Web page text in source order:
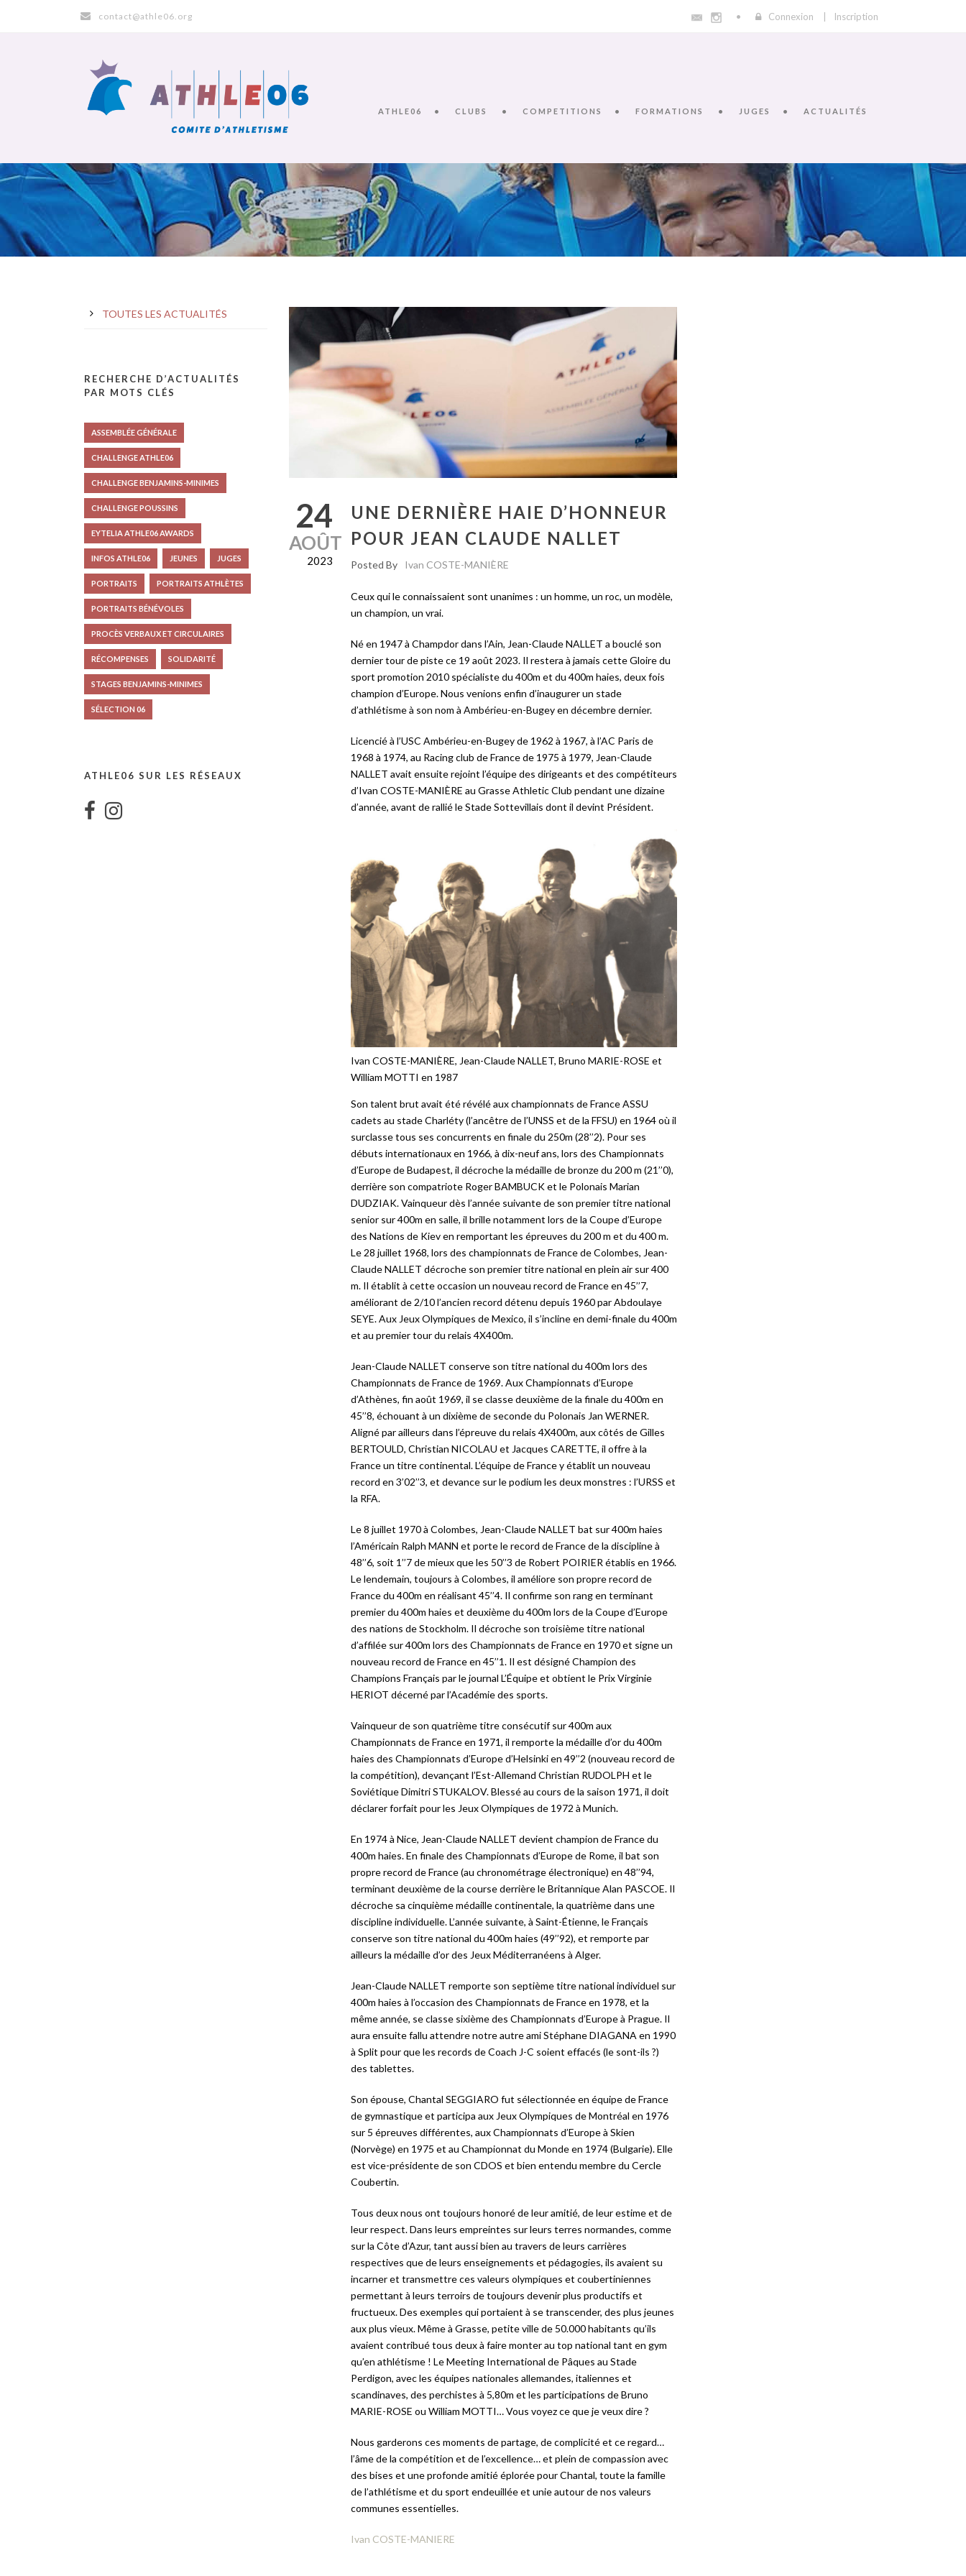
contact@athle06.org Connexion Inscription
ATHLE06 CLUBS COMPETITIONS FORMATIONS JUGES ACTUALITÉS
24
AOÛT
2023
UNE DERNIÈRE HAIE D’HONNEUR
POUR JEAN CLAUDE NALLET
Posted By Ivan COSTE-MANIÈRE
Ceux qui le connaissaient sont unanimes : un homme, un roc, un modèle,
un champion, un vrai.
Né en 1947 à Champdor dans l’Ain, Jean-Claude NALLET a bouclé son
dernier tour de piste ce 19 août 2023. Il restera à jamais cette Gloire du
sport promotion 2010 spécialiste du 400m et du 400m haies, deux fois
champion d’Europe. Nous venions enfin d’inaugurer un stade
d’athlétisme à son nom à Ambérieu-en-Bugey en décembre dernier.
Licencié à l’USC Ambérieu-en-Bugey de 1962 à 1967, à l’AC Paris de
1968 à 1974, au Racing club de France de 1975 à 1979, Jean-Claude
NALLET avait ensuite rejoint l’équipe des dirigeants et des compétiteurs
d’Ivan COSTE-MANIÈRE au Grasse Athletic Club pendant une dizaine
d’année, avant de rallié le Stade Sottevillais dont il devint Président.
Ivan COSTE-MANIÈRE, Jean-Claude NALLET, Bruno MARIE-ROSE et
William MOTTI en 1987
Son talent brut avait été révélé aux championnats de France ASSU
cadets au stade Charléty (l’ancêtre de l’UNSS et de la FFSU) en 1964 où il
surclasse tous ses concurrents en finale du 250m (28’’2). Pour ses
débuts internationaux en 1966, à dix-neuf ans, lors des Championnats
d’Europe de Budapest, il décroche la médaille de bronze du 200 m (21’’0),
derrière son compatriote Roger BAMBUCK et le Polonais Marian
DUDZIAK. Vainqueur dès l’année suivante de son premier titre national
senior sur 400m en salle, il brille notamment lors de la Coupe d’Europe
des Nations de Kiev en remportant les épreuves du 200 m et du 400 m.
Le 28 juillet 1968, lors des championnats de France de Colombes, Jean-
Claude NALLET décroche son premier titre national en plein air sur 400
m. Il établit à cette occasion un nouveau record de France en 45’’7,
améliorant de 2/10 l’ancien record détenu depuis 1960 par Abdoulaye
SEYE. Aux Jeux Olympiques de Mexico, il s’incline en demi-finale du 400m
et au premier tour du relais 4X400m.
Jean-Claude NALLET conserve son titre national du 400m lors des
Championnats de France de 1969. Aux Championnats d’Europe
d’Athènes, fin août 1969, il se classe deuxième de la finale du 400m en
45’’8, échouant à un dixième de seconde du Polonais Jan WERNER.
Aligné par ailleurs dans l’épreuve du relais 4X400m, aux côtés de Gilles
BERTOULD, Christian NICOLAU et Jacques CARETTE, il offre à la
France un titre continental. L’équipe de France y établit un nouveau
record en 3’02’’3, et devance sur le podium les deux monstres : l’URSS et
la RFA.
Le 8 juillet 1970 à Colombes, Jean-Claude NALLET bat sur 400m haies
l’Américain Ralph MANN et porte le record de France de la discipline à
48’’6, soit 1’’7 de mieux que les 50’’3 de Robert POIRIER établis en 1966.
Le lendemain, toujours à Colombes, il améliore son propre record de
France du 400m en réalisant 45’’4. Il confirme son rang en terminant
premier du 400m haies et deuxième du 400m lors de la Coupe d’Europe
des nations de Stockholm. Il décroche son troisième titre national
d’affilée sur 400m lors des Championnats de France en 1970 et signe un
nouveau record de France en 45’’1. Il est désigné Champion des
Champions Français par le journal L’Équipe et obtient le Prix Virginie
HERIOT décerné par l’Académie des sports.
Vainqueur de son quatrième titre consécutif sur 400m aux
Championnats de France en 1971, il remporte la médaille d’or du 400m
haies des Championnats d’Europe d’Helsinki en 49’’2 (nouveau record de
la compétition), devançant l’Est-Allemand Christian RUDOLPH et le
Soviétique Dimitri STUKALOV. Blessé au cours de la saison 1971, il doit
déclarer forfait pour les Jeux Olympiques de 1972 à Munich.
En 1974 à Nice, Jean-Claude NALLET devient champion de France du
400m haies. En finale des Championnats d’Europe de Rome, il bat son
propre record de France (au chronométrage électronique) en 48’’94,
terminant deuxième de la course derrière le Britannique Alan PASCOE. Il
décroche sa cinquième médaille continentale, la quatrième dans une
discipline individuelle. L’année suivante, à Saint-Étienne, le Français
conserve son titre national du 400m haies (49’’92), et remporte par
ailleurs la médaille d’or des Jeux Méditerranéens à Alger.
Jean-Claude NALLET remporte son septième titre national individuel sur
400m haies à l’occasion des Championnats de France en 1978, et la
même année, se classe sixième des Championnats d’Europe à Prague. Il
aura ensuite fallu attendre notre autre ami Stéphane DIAGANA en 1990
à Split pour que les records de Coach J-C soient effacés (le sont-ils ?)
des tablettes.
Son épouse, Chantal SEGGIARO fut sélectionnée en équipe de France
de gymnastique et participa aux Jeux Olympiques de Montréal en 1976
sur 5 épreuves différentes, aux Championnats d’Europe à Skien
(Norvège) en 1975 et au Championnat du Monde en 1974 (Bulgarie). Elle
est vice-présidente de son CDOS et bien entendu membre du Cercle
Coubertin.
Tous deux nous ont toujours honoré de leur amitié, de leur estime et de
leur respect. Dans leurs empreintes sur leurs terres normandes, comme
sur la Côte d’Azur, tant aussi bien au travers de leurs carrières
respectives que de leurs enseignements et pédagogies, ils avaient su
incarner et transmettre ces valeurs olympiques et coubertiniennes
permettant à leurs terroirs de toujours devenir plus productifs et
fructueux. Des exemples qui portaient à se transcender, des plus jeunes
aux plus vieux. Même à Grasse, petite ville de 50.000 habitants qu’ils
avaient contribué tous deux à faire monter au top national tant en gym
qu’en athlétisme ! Le Meeting International de Pâques au Stade
Perdigon, avec les équipes nationales allemandes, italiennes et
scandinaves, des perchistes à 5,80m et les participations de Bruno
MARIE-ROSE ou William MOTTI… Vous voyez ce que je veux dire ?
Nous garderons ces moments de partage, de complicité et ce regard…
l’âme de la compétition et de l’excellence… et plein de compassion avec
des bises et une profonde amitié éplorée pour Chantal, toute la famille
de l’athlétisme et du sport endeuillée et unie autour de nos valeurs
communes essentielles.
Ivan COSTE-MANIERE
TOUTES LES ACTUALITÉS
RECHERCHE D’ACTUALITÉS
PAR MOTS CLÉS
ASSEMBLÉE GÉNÉRALE
CHALLENGE ATHLE06
CHALLENGE BENJAMINS-MINIMES
CHALLENGE POUSSINS
EYTELIA ATHLE06 AWARDS
INFOS ATHLE06 JEUNES JUGES
PORTRAITS PORTRAITS ATHLÈTES
PORTRAITS BÉNÉVOLES
PROCÈS VERBAUX ET CIRCULAIRES
RÉCOMPENSES SOLIDARITÉ
STAGES BENJAMINS-MINIMES
SÉLECTION 06
ATHLE06 SUR LES RÉSEAUX